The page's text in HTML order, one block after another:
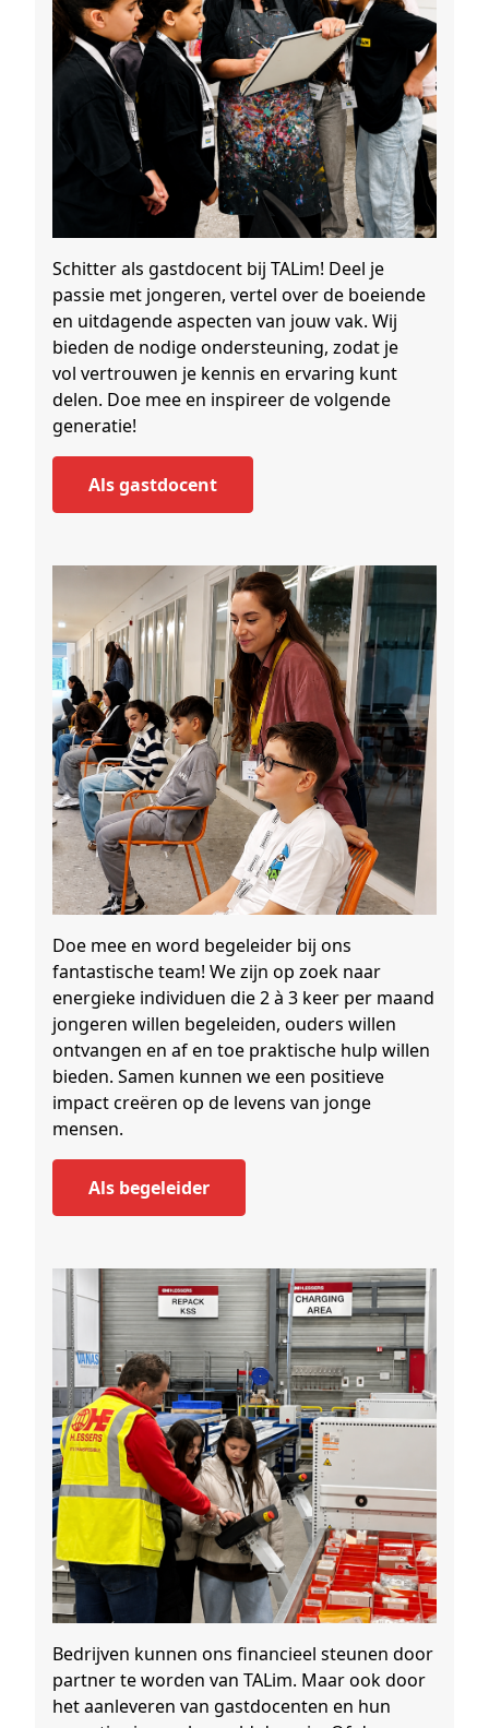
Schitter als gastdocent bij TALim! Deel je
passie met jongeren, vertel over de boeiende
en uitdagende aspecten van jouw vak. Wij
bieden de nodige ondersteuning, zodat je
vol vertrouwen je kennis en ervaring kunt
delen. Doe mee en inspireer de volgende
generatie!
als gastdocent
Doe mee en word begeleider bij ons
fantastische team! We zijn op zoek naar
energieke individuen die 2 à 3 keer per maand
jongeren willen begeleiden, ouders willen
ontvangen en af en toe praktische hulp willen
bieden. Samen kunnen we een positieve
impact creëren op de levens van jonge
mensen.
als begeleider
Bedrijven kunnen ons financieel steunen door
partner te worden van TALim. Maar ook door
het aanleveren van gastdocenten en hun